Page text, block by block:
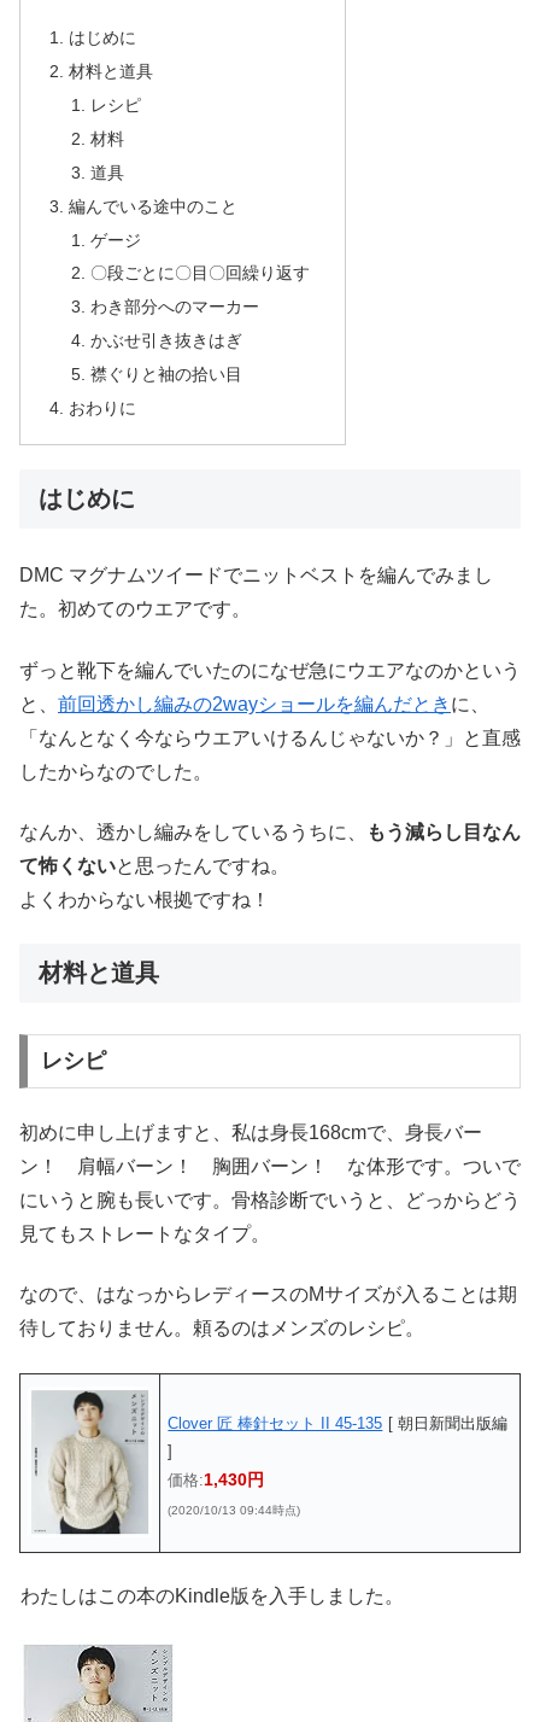
はじめに
材料と道具
レシピ
材料
道具
編んでいる途中のこと
ゲージ
〇段ごとに〇目〇回繰り返す
わき部分へのマーカー
かぶせ引き抜きはぎ
襟ぐりと袖の拾い目
おわりに
はじめに
DMC マグナムツイードでニットベストを編んでみまし
た。初めてのウエアです。
ずっと靴下を編んでいたのになぜ急にウエアなのかという
と、 前回透かし編みの2wayショールを編んだとき に、
「なんとなく今ならウエアいけるんじゃないか？」と直感
したからなのでした。
なんか、透かし編みをしているうちに、
もう減らし目なん
て怖くないと思ったんですね。
よくわからない根拠ですね！
材料と道具
レシピ
初めに申し上げますと、私は身長168cmで、身長バー
ン！ 肩幅バーン！ 胸囲バーン！ な体形です。ついで
にいうと腕も長いです。骨格診断でいうと、どっからどう
見てもストレートなタイプ。
なので、はなっからレディースのMサイズが入ることは期
待しておりません。頼るのはメンズのレシピ。
Clover 匠 棒針セット II 45-135 [ 朝日新聞出版編
]
価格:1,430円
(2020/10/13 09:44時点)
わたしはこの本のKindle版を入手しました。